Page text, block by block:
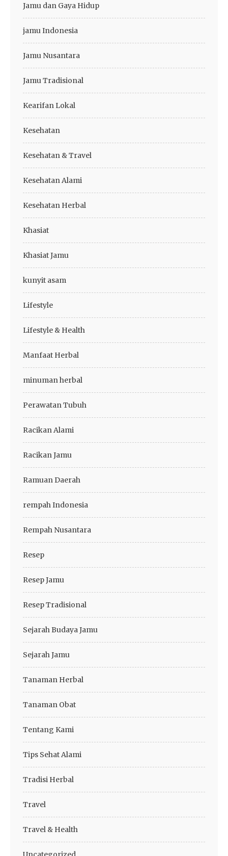
Jamu dan Gaya Hidup
jamu Indonesia
Jamu Nusantara
Jamu Tradisional
Kearifan Lokal
Kesehatan
Kesehatan & Travel
Kesehatan Alami
Kesehatan Herbal
Khasiat
Khasiat Jamu
kunyit asam
Lifestyle
Lifestyle & Health
Manfaat Herbal
minuman herbal
Perawatan Tubuh
Racikan Alami
Racikan Jamu
Ramuan Daerah
rempah Indonesia
Rempah Nusantara
Resep
Resep Jamu
Resep Tradisional
Sejarah Budaya Jamu
Sejarah Jamu
Tanaman Herbal
Tanaman Obat
Tentang Kami
Tips Sehat Alami
Tradisi Herbal
Travel
Travel & Health